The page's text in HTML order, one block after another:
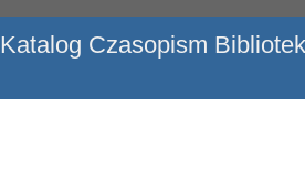
Katalog Czasopism